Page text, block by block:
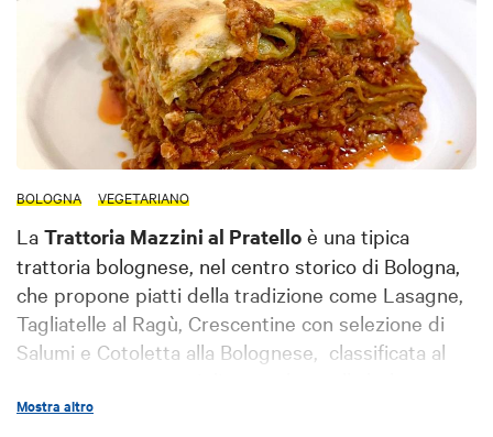
BOLOGNA VEGETARIANO
La Trattoria Mazzini al Pratello è una tipica
trattoria bolognese, nel centro storico di Bologna,
che propone piatti della tradizione come Lasagne,
Tagliatelle al Ragù, Crescentine con selezione di
Salumi e Cotoletta alla Bolognese, classificata al
Un ambiente semplice ma curato dove i piatti sono
Mostra altro